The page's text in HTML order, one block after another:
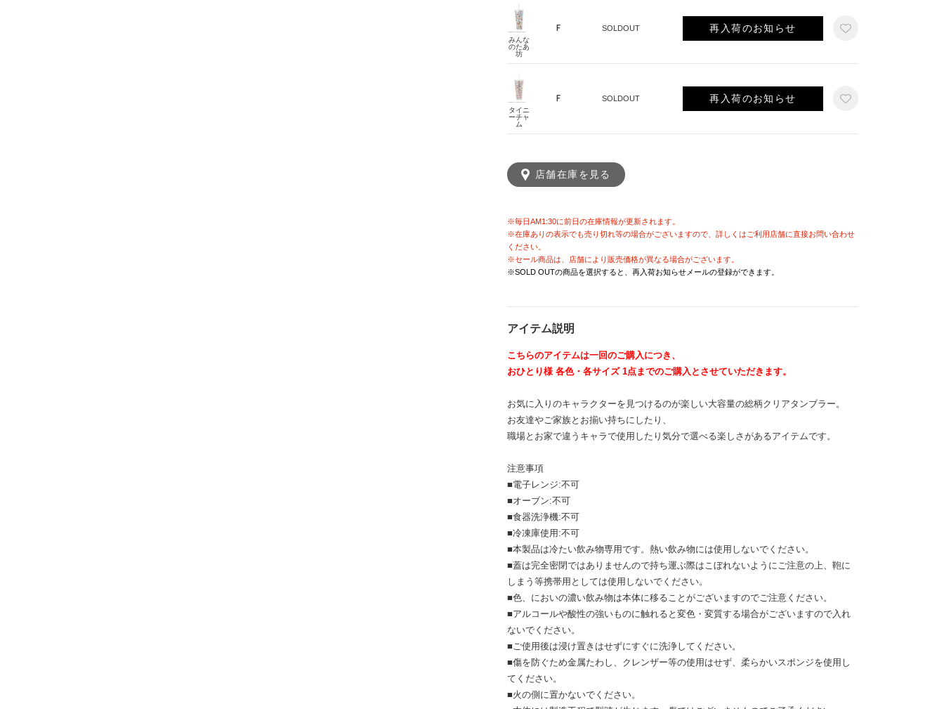
みんな
のたあ
坊
F SOLDOUT 再入荷のお知らせ
タイニ
ーチャ
ム
F SOLDOUT 再入荷のお知らせ
店舗在庫を見る
※毎日AM1:30に前日の在庫情報が更新されます。
※在庫ありの表示でも売り切れ等の場合がございますので、詳しくはご利用店舗に直接お問い合わせ
ください。
※セール商品は、店舗により販売価格が異なる場合がございます。
※SOLD OUTの商品を選択すると、再入荷お知らせメールの登録ができます。
アイテム説明
こちらのアイテムは一回のご購入につき、
おひとり様 各色・各サイズ 1点までのご購入とさせていただきます。
お気に入りのキャラクターを見つけるのが楽しい大容量の総柄クリアタンブラー。
お友達やご家族とお揃い持ちにしたり、
職場とお家で違うキャラで使用したり気分で選べる楽しさがあるアイテムです。
注意事項
■電子レンジ:不可
■オーブン:不可
■食器洗浄機:不可
■冷凍庫使用:不可
■本製品は冷たい飲み物専用です。熱い飲み物には使用しないでください。
■蓋は完全密閉ではありませんので持ち運ぶ際はこぼれないようにご注意の上、鞄に
しまう等携帯用としては使用しないでください。
■色、においの濃い飲み物は本体に移ることがございますのでご注意ください。
■アルコールや酸性の強いものに触れると変色・変質する場合がございますので入れ
ないでください。
■ご使用後は浸け置きはせずにすぐに洗浄してください。
■傷を防ぐため金属たわし、クレンザー等の使用はせず、柔らかいスポンジを使用し
てください。
■火の側に置かないでください。